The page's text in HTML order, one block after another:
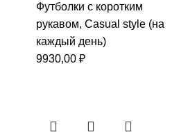
Футболки с коротким
рукавом, Casual style (на
каждый день)
9930,00 ₽